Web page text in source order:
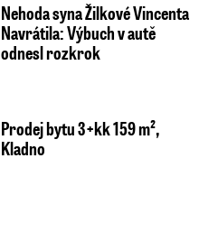
Nehoda syna Žilkové Vincenta
Navrátila: Výbuch v autě
odnesl rozkrok
Prodej bytu 3+kk 159 m²,
Kladno